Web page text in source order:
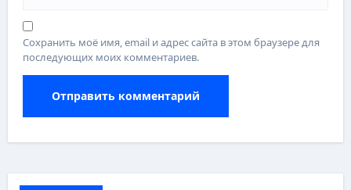
Сохранить моё имя, email и адрес сайта в этом браузере для
последующих моих комментариев.